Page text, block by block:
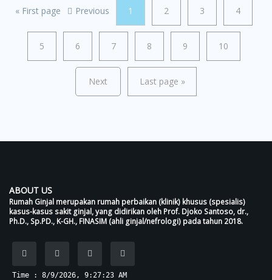
« First page Previous 1 2 3 4
5 6 7 8 9 10
Next Last page »
ABOUT US
Rumah Ginjal merupakan rumah perbaikan (klinik) khusus (spesialis)
kasus-kasus sakit ginjal, yang didirikan oleh Prof. Djoko Santoso, dr.,
Ph.D., Sp.PD., K-GH., FINASIM (ahli ginjal/nefrologi) pada tahun 2018.
Time : 8/9/2026, 9:27:23 AM